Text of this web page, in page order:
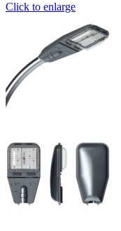
Click to enlarge